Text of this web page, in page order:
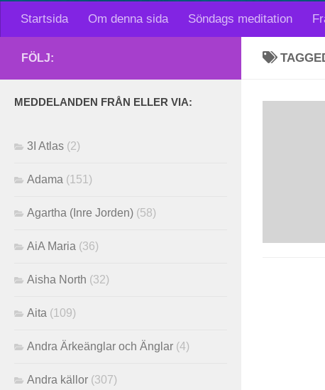
Startsida Om denna sida Söndags meditation
FÖLJ:
MEDDELANDEN FRÅN ELLER VIA:
3I Atlas (2)
Adama (151)
Agartha (Inre Jorden) (58)
AiA Maria (36)
Aisha North (32)
Aita (109)
Andra Ärkeänglar och Änglar (4)
Andra källor (307)